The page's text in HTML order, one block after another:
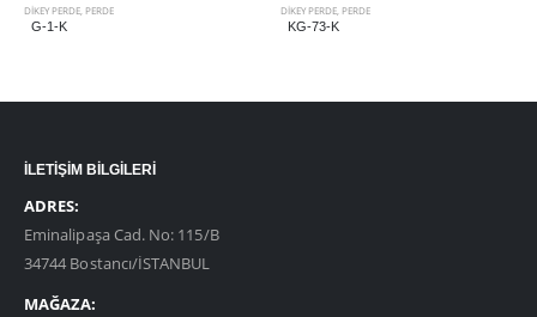
DIKEY PERDE, PERDE
G-1-K
DIKEY PERDE, PERDE
KG-73-K
İLETİŞİM BİLGİLERİ
ADRES:
Eminalipaşa Cad. No: 115/B
34744 Bostancı/İSTANBUL
MAĞAZA: